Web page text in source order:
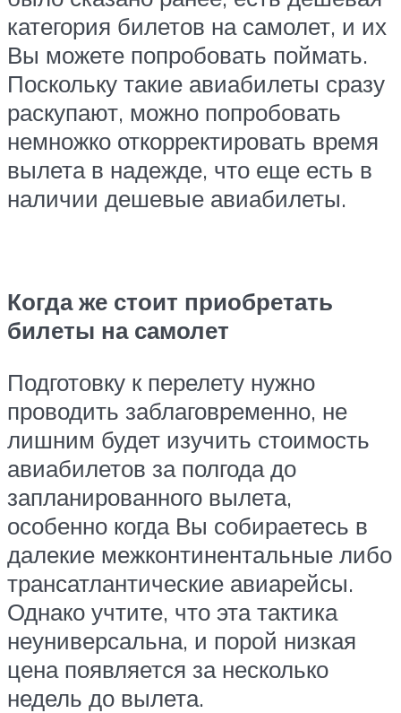
категория билетов на самолет, и их
Вы можете попробовать поймать.
Поскольку такие авиабилеты сразу
раскупают, можно попробовать
немножко откорректировать время
вылета в надежде, что еще есть в
наличии дешевые авиабилеты.
Когда же стоит приобретать
билеты на самолет
Подготовку к перелету нужно
проводить заблаговременно, не
лишним будет изучить стоимость
авиабилетов за полгода до
запланированного вылета,
особенно когда Вы собираетесь в
далекие межконтинентальные либо
трансатлантические авиарейсы.
Однако учтите, что эта тактика
неуниверсальна, и порой низкая
цена появляется за несколько
недель до вылета.